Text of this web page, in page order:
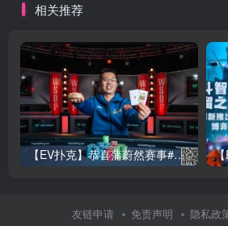
相关推荐
【EV扑克】恭喜蒲蔚然赛事#65夺冠，收获国人2023WSOP第六条金手链，奖金93万刀！
友链申请 免责声明 隐私政